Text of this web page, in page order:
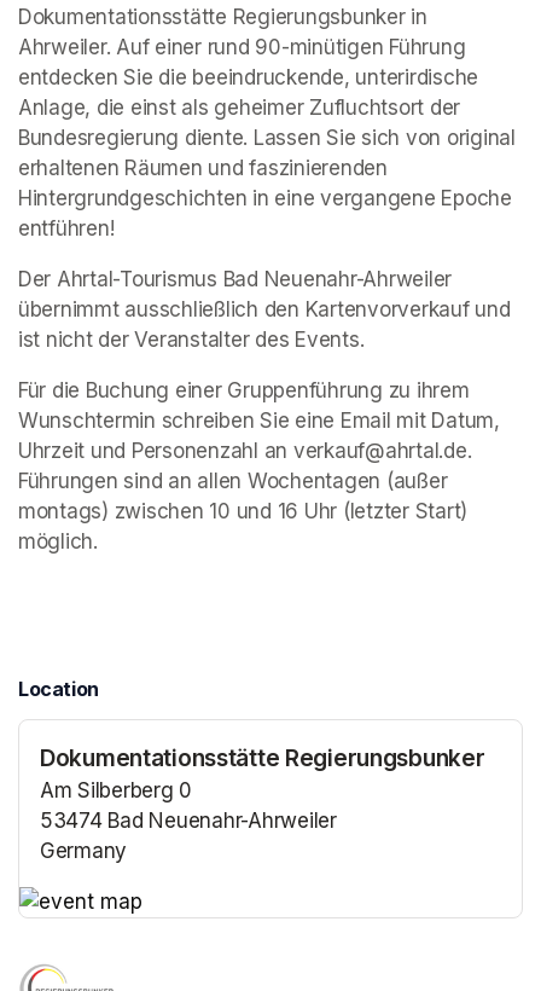
Dokumentationsstätte Regierungsbunker in
Ahrweiler. Auf einer rund 90-minütigen Führung
entdecken Sie die beeindruckende, unterirdische
Anlage, die einst als geheimer Zufluchtsort der
Bundesregierung diente. Lassen Sie sich von original
erhaltenen Räumen und faszinierenden
Hintergrundgeschichten in eine vergangene Epoche
entführen!
Der Ahrtal-Tourismus Bad Neuenahr-Ahrweiler
übernimmt ausschließlich den Kartenvorverkauf und
ist nicht der Veranstalter des Events.
Für die Buchung einer Gruppenführung zu ihrem
Wunschtermin schreiben Sie eine Email mit Datum,
Uhrzeit und Personenzahl an verkauf@ahrtal.de.
Führungen sind an allen Wochentagen (außer
montags) zwischen 10 und 16 Uhr (letzter Start)
möglich.
Location
Dokumentationsstätte Regierungsbunker
Am Silberberg 0
53474 Bad Neuenahr-Ahrweiler
Germany